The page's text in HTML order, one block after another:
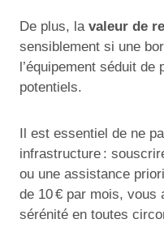
De plus, la valeur de
sensiblement si une
l’équipement séduit de
potentiels.
Il est essentiel de ne
infrastructure :
ou une assistance
de 10 € par mois, vous
sérénité en toutes